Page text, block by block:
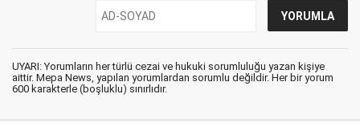
UYARI: Yorumların her türlü cezai ve hukuki sorumluluğu yazan kişiye
aittir. Mepa News, yapılan yorumlardan sorumlu değildir. Her bir yorum
600 karakterle (boşluklu) sınırlıdır.